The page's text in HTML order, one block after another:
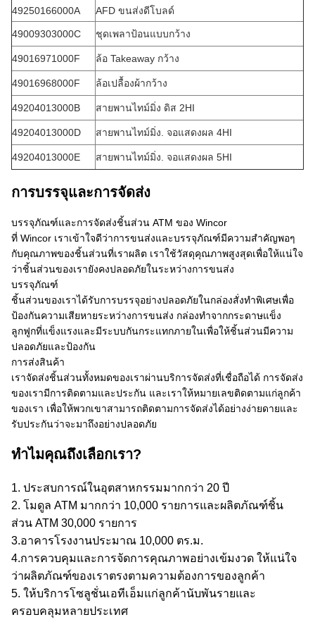
49250166000A AFD ขนส่งดีโบลด์
49009303000C ชุดเพลาป้อนแบบกว้าง
49016971000F ล้อ Takeaway กว้าง
49016968000F ล้อเปลื้องผ้ากว้าง
49204013000B สายพานไทม์มิ่ง ดิส 2HI
49204013000D สายพานไทม์มิ่ง. จอแสดงผล 4HI
49204013000E สายพานไทม์มิ่ง. จอแสดงผล 5HI
การบรรจุและการจัดส่ง
บรรจุภัณฑ์และการจัดส่งชิ้นส่วน ATM ของ Wincor
ที่ Wincor เราเข้าใจดีว่าการขนส่งและบรรจุภัณฑ์มีความสำคัญพอๆ
กับคุณภาพของชิ้นส่วนที่เราผลิต เราใช้วัสดุคุณภาพสูงสุดเพื่อให้แน่ใจ
ว่าชิ้นส่วนของเรายังคงปลอดภัยในระหว่างการขนส่ง
บรรจุภัณฑ์
ชิ้นส่วนของเราได้รับการบรรจุอย่างปลอดภัยในกล่องสั่งทำพิเศษเพื่อ
ป้องกันความเสียหายระหว่างการขนส่ง กล่องทำจากกระดาษแข็ง
ลูกฟูกที่แข็งแรงและมีระบบกันกระแทกภายในเพื่อให้ชิ้นส่วนมีความ
ปลอดภัยและป้องกัน
การส่งสินค้า
เราจัดส่งชิ้นส่วนทั้งหมดของเราผ่านบริการจัดส่งที่เชื่อถือได้ การจัดส่ง
ของเรามีการติดตามและประกัน และเราให้หมายเลขติดตามแก่ลูกค้า
ของเรา เพื่อให้พวกเขาสามารถติดตามการจัดส่งได้อย่างง่ายดายและ
รับประกันว่าจะมาถึงอย่างปลอดภัย
ทำไมคุณถึงเลือกเรา?
1. ประสบการณ์ในอุตสาหกรรมมากกว่า 20 ปี
2. โมดูล ATM มากกว่า 10,000 รายการและผลิตภัณฑ์ชิ้น
ส่วน ATM 30,000 รายการ
3.อาคารโรงงานประมาณ 10,000 ตร.ม.
4.การควบคุมและการจัดการคุณภาพอย่างเข้มงวด ให้แน่ใจ
ว่าผลิตภัณฑ์ของเราตรงตามความต้องการของลูกค้า
5. ให้บริการโซลูชั่นเอทีเอ็มแก่ลูกค้านับพันรายและ
ครอบคลุมหลายประเทศ